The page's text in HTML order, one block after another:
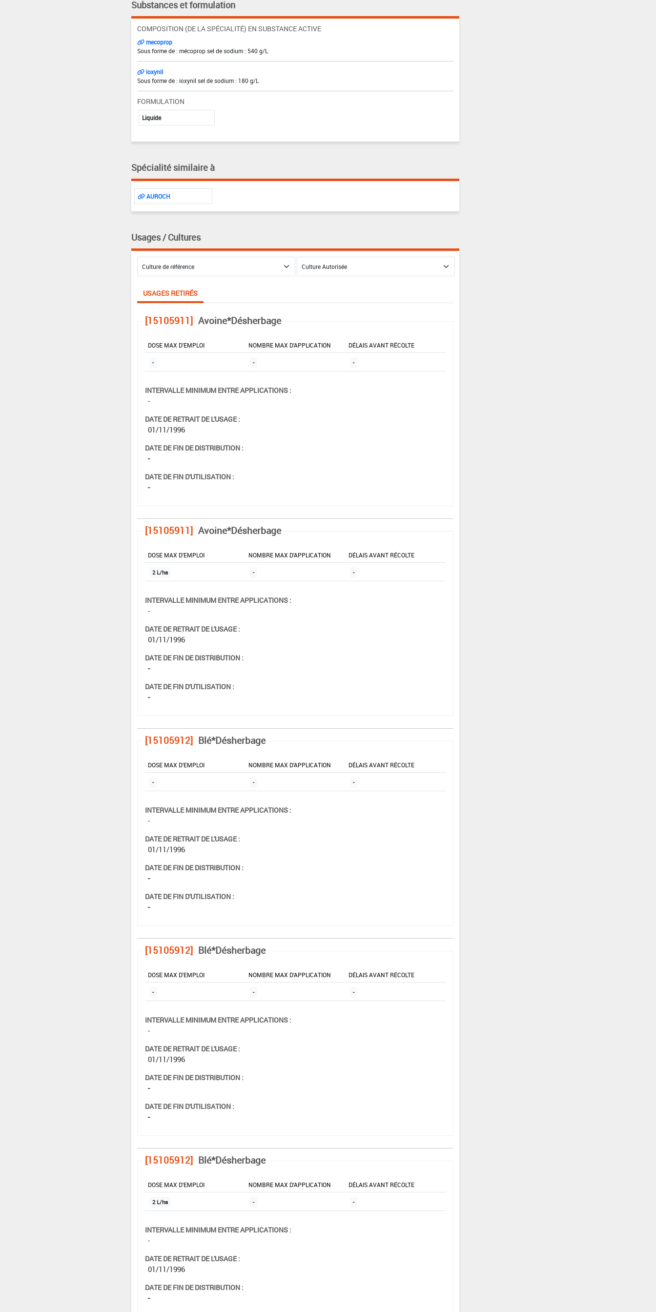
Substances et formulation
COMPOSITION (DE LA SPÉCIALITÉ) EN SUBSTANCE ACTIVE
mecoprop
Sous forme de : mécoprop sel de sodium : 540 g/L
ioxynil
Sous forme de : ioxynil sel de sodium : 180 g/L
FORMULATION
Liquide
Spécialité similaire à
AUROCH
Usages / Cultures
USAGES RETIRÉS
[15105911] Avoine*Désherbage
DOSE MAX D'EMPLOI NOMBRE MAX D'APPLICATION DÉLAIS AVANT RÉCOLTE
- - -
INTERVALLE MINIMUM ENTRE APPLICATIONS :
-
DATE DE RETRAIT DE L'USAGE :
01/11/1996
DATE DE FIN DE DISTRIBUTION :
-
DATE DE FIN D'UTILISATION :
-
[15105911] Avoine*Désherbage
DOSE MAX D'EMPLOI NOMBRE MAX D'APPLICATION DÉLAIS AVANT RÉCOLTE
2 L/ha - -
INTERVALLE MINIMUM ENTRE APPLICATIONS :
-
DATE DE RETRAIT DE L'USAGE :
01/11/1996
DATE DE FIN DE DISTRIBUTION :
-
DATE DE FIN D'UTILISATION :
-
[15105912] Blé*Désherbage
DOSE MAX D'EMPLOI NOMBRE MAX D'APPLICATION DÉLAIS AVANT RÉCOLTE
- - -
INTERVALLE MINIMUM ENTRE APPLICATIONS :
-
DATE DE RETRAIT DE L'USAGE :
01/11/1996
DATE DE FIN DE DISTRIBUTION :
-
DATE DE FIN D'UTILISATION :
-
[15105912] Blé*Désherbage
DOSE MAX D'EMPLOI NOMBRE MAX D'APPLICATION DÉLAIS AVANT RÉCOLTE
- - -
INTERVALLE MINIMUM ENTRE APPLICATIONS :
-
DATE DE RETRAIT DE L'USAGE :
01/11/1996
DATE DE FIN DE DISTRIBUTION :
-
DATE DE FIN D'UTILISATION :
-
[15105912] Blé*Désherbage
DOSE MAX D'EMPLOI NOMBRE MAX D'APPLICATION DÉLAIS AVANT RÉCOLTE
2 L/ha - -
INTERVALLE MINIMUM ENTRE APPLICATIONS :
-
DATE DE RETRAIT DE L'USAGE :
01/11/1996
DATE DE FIN DE DISTRIBUTION :
-